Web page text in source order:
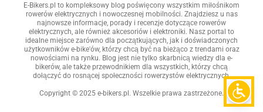
E-Bikers.pl to kompleksowy blog poświęcony wszystkim miłośnikom
rowerów elektrycznych i nowoczesnej mobilności. Znajdziesz u nas
najnowsze informacje, porady i recenzje dotyczące rowerów
elektrycznych, ale również akcesoriów i elektroniki. Nasz portal to
idealne miejsce zarówno dla początkujących, jak i doświadczonych
użytkowników e-bike'ów, którzy chcą być na bieżąco z trendami oraz
nowościami na rynku. Blog jest nie tylko skarbnicą wiedzy dla e-
bikerów, ale także przewodnikiem dla wszystkich, którzy chcą
dołączyć do rosnącej społeczności rowerzystów elektrycznych.
Copyright © 2025 e-bikers.pl. Wszelkie prawa zastrzeżone.